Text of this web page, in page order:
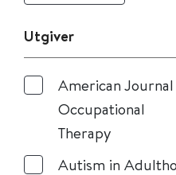
Utgiver
American
Occupational
Therapy
Autism in